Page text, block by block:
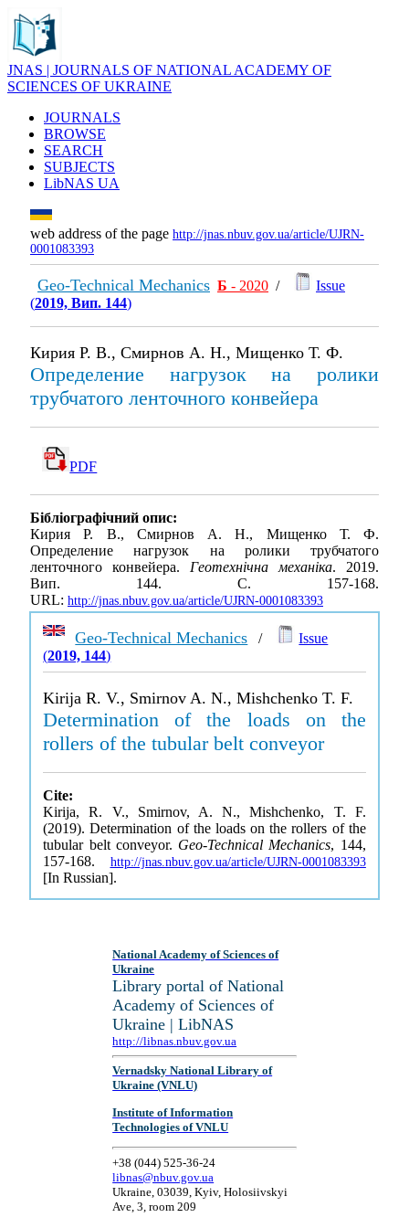
JNAS | JOURNALS OF NATIONAL ACADEMY OF
SCIENCES OF UKRAINE
JOURNALS
BROWSE
SEARCH
SUBJECTS
LibNAS UA
web address of the page http://jnas.nbuv.gov.ua/article/UJRN-
0001083393
Geo-Technical Mechanics Б - 2020 /
Issue
(2019, Вип. 144)
Кирия Р. В., Смирнов А. Н., Мищенко Т. Ф.
Определение нагрузок на ролики
трубчатого ленточного конвейера
PDF
Бібліографічний опис:
Кирия Р. В., Смирнов А. Н., Мищенко Т. Ф.
Определение нагрузок на ролики трубчатого
ленточного конвейера. Геотехнічна механіка. 2019.
Вип. 144. С. 157-168.
URL: http://jnas.nbuv.gov.ua/article/UJRN-0001083393
Geo-Technical Mechanics /
Issue
(2019, 144)
Kirija R. V., Smirnov A. N., Mishchenko T. F.
Determination of the loads on the
rollers of the tubular belt conveyor
Cite:
Kirija, R. V., Smirnov, A. N., Mishchenko, T. F.
(2019). Determination of the loads on the rollers of the
tubular belt conveyor. Geo-Technical Mechanics, 144,
157-168. http://jnas.nbuv.gov.ua/article/UJRN-0001083393
[In Russian].
National Academy of Sciences of
Ukraine
Library portal of National
Academy of Sciences of
Ukraine | LibNAS
http://libnas.nbuv.gov.ua
Vernadsky National Library of
Ukraine (VNLU)
Institute of Information
Technologies of VNLU
+38 (044) 525-36-24
libnas@nbuv.gov.ua
Ukraine, 03039, Kyiv, Holosiivskyi
Ave, 3, room 209